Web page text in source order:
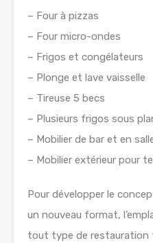
– Four à pizzas
– Four micro-ondes
– Frigos et congélateurs
– Plonge et lave vaisselle
– Tireuse 5 becs
– Plusieurs frigos sous
– Mobilier de bar et en
– Mobilier extérieur pour
Pour développer le
un nouveau format,
tout type de restauration